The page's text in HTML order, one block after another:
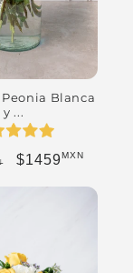
Blanca
y ...
Precio de oferta
$1459MXN